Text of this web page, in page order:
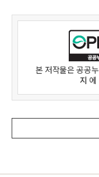
본 저작물은공공
지 에